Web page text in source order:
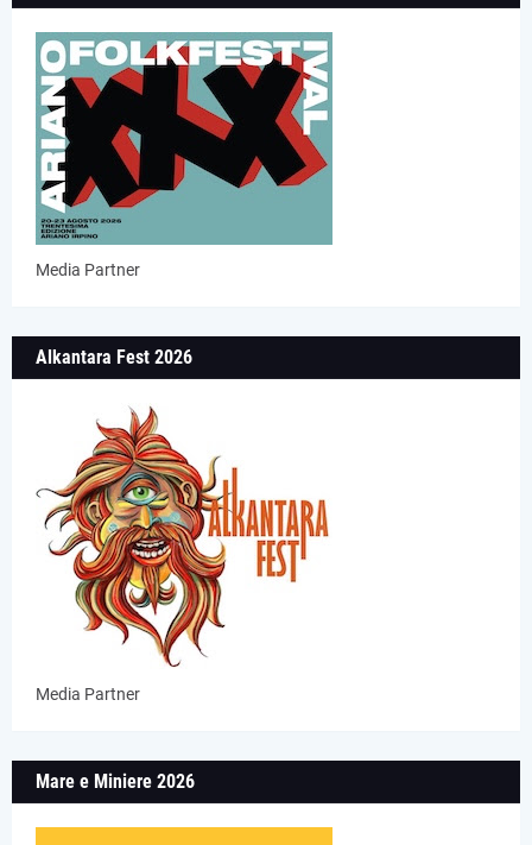
Media Partner
Alkantara Fest 2026
Media Partner
Mare e Miniere 2026